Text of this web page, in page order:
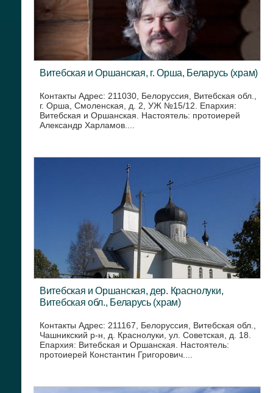
Витебская и Оршанская, г. Орша, Беларусь (храм)
Контакты Адрес: 211030, Белоруссия, Витебская обл.,
г. Орша, Смоленская, д. 2, УЖ №15/12. Епархия:
Витебская и Оршанская. Настоятель: протоиерей
Александр Харламов....
Витебская и Оршанская, дер. Краснолуки,
Витебская обл., Беларусь (храм)
Контакты Адрес: 211167, Белоруссия, Витебская обл.,
Чашникский р-н, д. Краснолуки, ул. Советская, д. 18.
Епархия: Витебская и Оршанская. Настоятель:
протоиерей Константин Григорович....